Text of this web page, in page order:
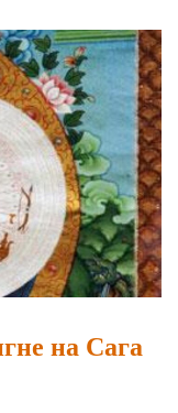
на Сага